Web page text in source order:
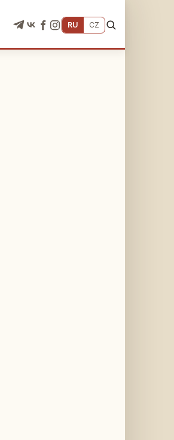
RU CZ